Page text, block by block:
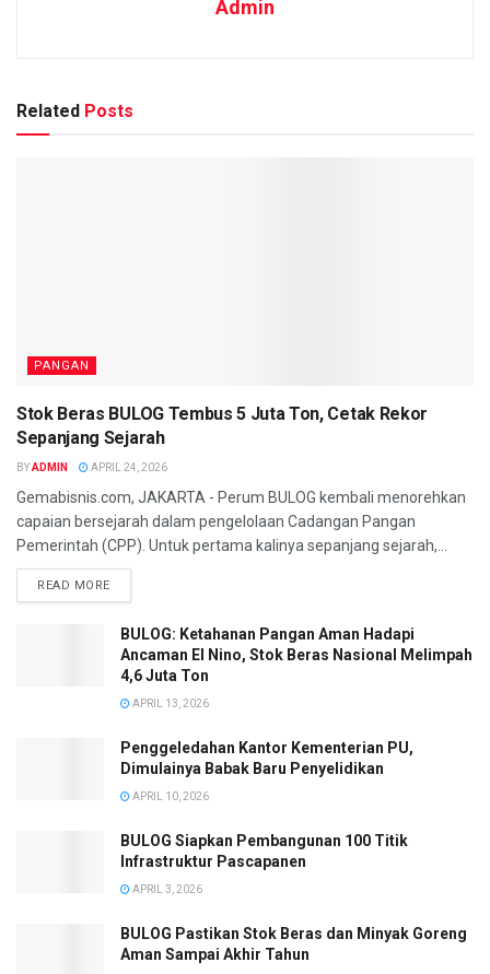
Admin
Related Posts
PANGAN
Stok Beras BULOG Tembus 5 Juta Ton, Cetak Rekor
Sepanjang Sejarah
BYADMIN APRIL 24, 2026
Gemabisnis.com, JAKARTA - Perum BULOG kembali menorehkan
capaian bersejarah dalam pengelolaan Cadangan Pangan
Pemerintah (CPP). Untuk pertama kalinya sepanjang sejarah,...
READ MORE
BULOG: Ketahanan Pangan Aman Hadapi
Ancaman El Nino, Stok Beras Nasional Melimpah
4,6 Juta Ton
APRIL 13, 2026
Penggeledahan Kantor Kementerian PU,
Dimulainya Babak Baru Penyelidikan
APRIL 10, 2026
BULOG Siapkan Pembangunan 100 Titik
Infrastruktur Pascapanen
APRIL 3, 2026
BULOG Pastikan Stok Beras dan Minyak Goreng
Aman Sampai Akhir Tahun